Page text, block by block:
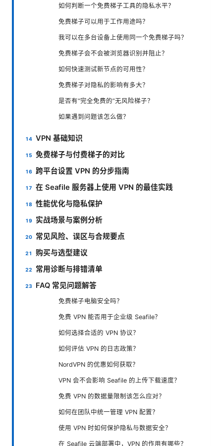
如何判断一个免费梯子工具的隐私水平？
免费梯子可以用于工作用途吗？
我可以在多台设备上使用同一个免费梯子吗？
免费梯子会不会被浏览器识别并阻止？
如何快速测试新节点的可用性？
免费梯子对隐私的影响有多大？
是否有“完全免费的”无风险梯子？
如果遇到问题该怎么做？
VPN 基础知识
免费梯子与付费梯子的对比
跨平台设置 VPN 的分步指南
在 Seafile 服务器上使用 VPN 的最佳实践
性能优化与隐私保护
实战场景与案例分析
常见风险、误区与合规要点
购买与选型建议
常用诊断与排错清单
FAQ 常见问题解答
免费梯子电脑安全吗？
免费 VPN 能否用于企业级 Seafile？
如何选择合适的 VPN 协议？
如何评估 VPN 的日志政策？
NordVPN 的优惠如何获取？
VPN 会不会影响 Seafile 的上传下载速度？
免费 VPN 的数据量限制该怎么应对？
如何在团队中统一管理 VPN 配置？
使用 VPN 时如何保护隐私与数据安全？
在 Seafile 云端部署中，VPN 的作用有哪些？